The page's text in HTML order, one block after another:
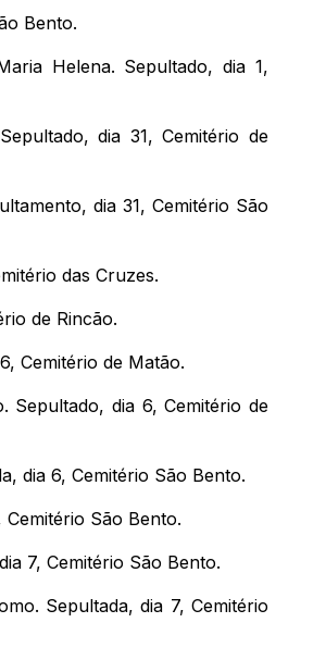
Bento.
Helena. Sepultado, dia 1,
dia 31, Cemitério de
dia 31, Cemitério São
das Cruzes.
de Rincão.
Cemitério de Matão.
Sepultado, dia 6, Cemitério de
dia 6, Cemitério São Bento.
São Bento.
7, Cemitério São Bento.
Sepultada, dia 7, Cemitério